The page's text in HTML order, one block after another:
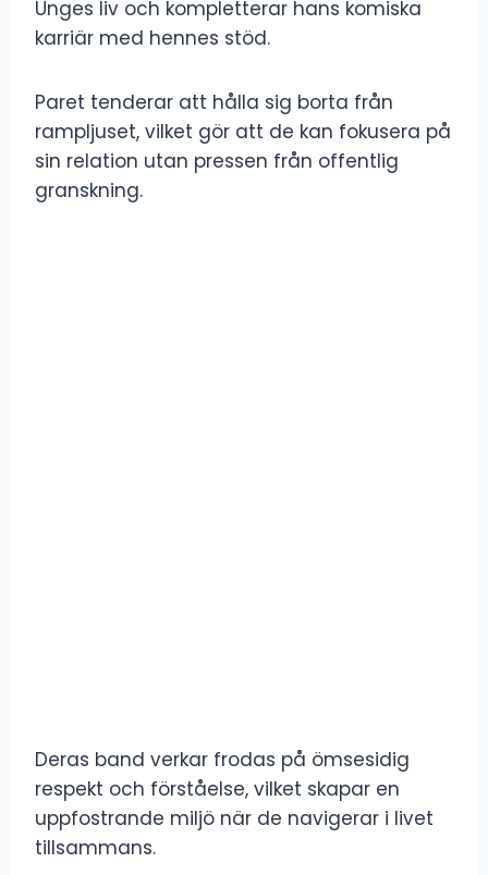
Unges liv och kompletterar hans komiska
karriär med hennes stöd.
Paret tenderar att hålla sig borta från
rampljuset, vilket gör att de kan fokusera på
sin relation utan pressen från offentlig
granskning.
Deras band verkar frodas på ömsesidig
respekt och förståelse, vilket skapar en
uppfostrande miljö när de navigerar i livet
tillsammans.